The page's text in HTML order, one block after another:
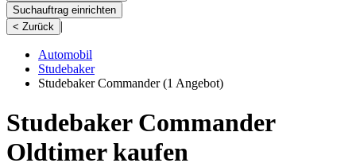
Suchauftrag einrichten
< Zurück |
Automobil
Studebaker
Studebaker Commander(1 Angebot)
Studebaker Commander
Oldtimer kaufen